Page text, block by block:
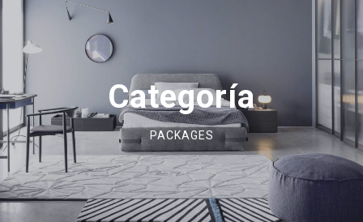
Categoría
PACKAGES